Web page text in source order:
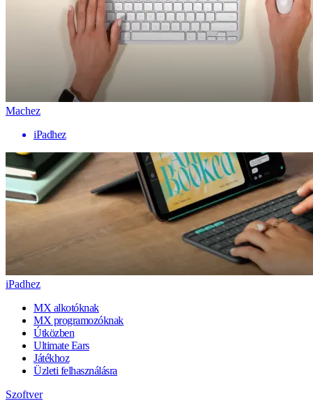
Machez
iPadhez
iPadhez
MX alkotóknak
MX programozóknak
Útközben
Ultimate Ears
Játékhoz
Üzleti felhasználásra
Szoftver